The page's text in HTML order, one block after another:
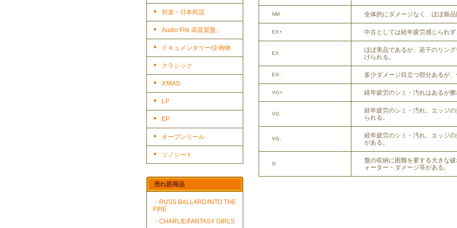
邦楽・日本民謡
Audio File 高音質盤。
ドキュメンタリー/企画物
クラシック
X'MAS
LP
EP
オープンリール
ソノシート
売れ筋商品
・RUSS BALLARD/INTO THE
FIRE
・CHARLIE/FANTASY GIRLS
NM 全体的にダメージなく、ほぼ新
EX+ 中古としては経年疲労感じられ
EX
ほぼ美品であるが、若干のリン
けられる。
EX- 多少ダメージ目立つ部分あるが
VG+ 経年疲労のシミ・汚れはあるが
VG
経年疲労のシミ・汚れ、エッジ
られる。
VG-
経年疲労のシミ・汚れ、エッジ
がある。
G
盤の収納に困難を要する大きな
ォーター・ダメージ等がある。